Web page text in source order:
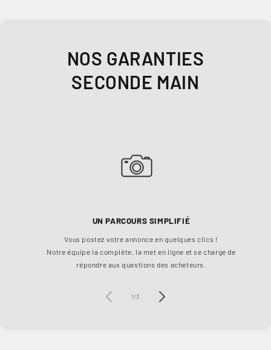
NOS GARANTIES
SECONDE MAIN
UN PARCOURS SIMPLIFIÉ
Vous postez votre annonce en quelques clics !
Notre équipe la complète, la met en ligne et se charge de
répondre aux questions des acheteurs.
1/de
3